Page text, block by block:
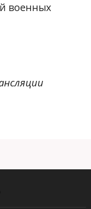
военных